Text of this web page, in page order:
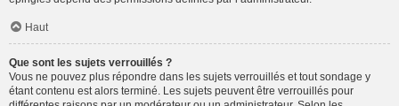
Haut
Que sont les sujets verrouillés ?
Vous ne pouvez plus répondre dans les sujets verrouillés et tout sondage y
étant contenu est alors terminé. Les sujets peuvent être verrouillés pour